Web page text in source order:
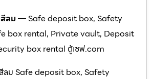
ลม— Safe deposit box, Safety
box rental, Private vault, Deposit
box rental ตู้เซฟ.com
ลม Safe deposit box, Safety